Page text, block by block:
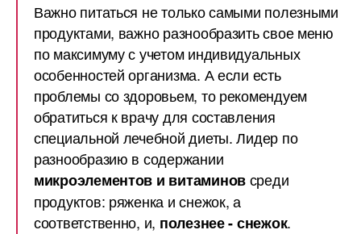
Важно питаться не только самыми полезными
продуктами, важно разнообразить свое меню
по максимуму с учетом индивидуальных
особенностей организма. А если есть
проблемы со здоровьем, то рекомендуем
обратиться к врачу для составления
специальной лечебной диеты. Лидер по
разнообразию в содержании
микроэлементов и витаминовсреди
продуктов: ряженка и снежок, а
соответственно, и, полезнее - снежок.